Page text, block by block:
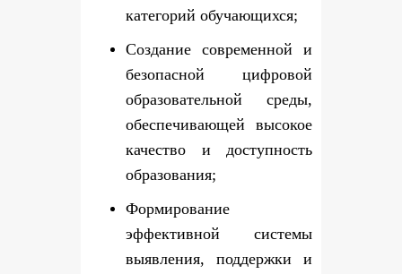
категорий обучающихся;
Создание современной и
безопасной цифровой
образовательной среды,
обеспечивающей высокое
качество и доступность
образования;
Формирование
эффективной системы
выявления, поддержки и